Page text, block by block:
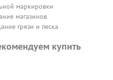
маркировки
магазинов
грязи и песка
купить